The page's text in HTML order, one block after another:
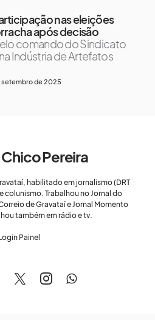
nas eleições
após decisão
comando do Sindicato
Indústria de Artefatos
setembro de 2025
Pereira
habilitado em jornalismo (DRT
colunismo. Trabalhou no Jornal do
de Gravataí e Jornal Momento
também em rádio e tv.
Painel